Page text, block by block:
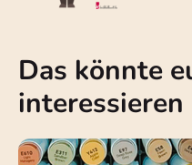
Das könnte
interessieren